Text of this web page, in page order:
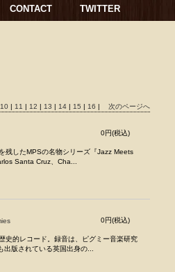
CONTACT TWITTER
10 | 11 | 12 | 13 | 14 | 15 | 16 | 次のページへ
0円(税込)
残したMPSの名物シリーズ『Jazz Meets
Santa Cruz、Cha...
0円(税込)
史的レコード。録音は、ピグミー音楽研究
版されている英国出身の...